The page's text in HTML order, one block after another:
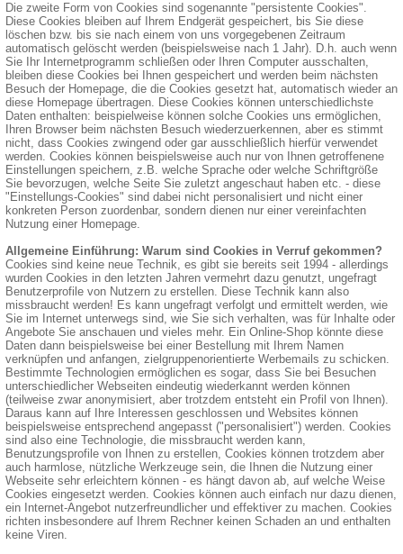
Die zweite Form von Cookies sind sogenannte "persistente Cookies".
Diese Cookies bleiben auf Ihrem Endgerät gespeichert, bis Sie diese
löschen bzw. bis sie nach einem von uns vorgegebenen Zeitraum
automatisch gelöscht werden (beispielsweise nach 1 Jahr). D.h. auch wenn
Sie Ihr Internetprogramm schließen oder Ihren Computer ausschalten,
bleiben diese Cookies bei Ihnen gespeichert und werden beim nächsten
Besuch der Homepage, die die Cookies gesetzt hat, automatisch wieder an
diese Homepage übertragen. Diese Cookies können unterschiedlichste
Daten enthalten: beispielweise können solche Cookies uns ermöglichen,
Ihren Browser beim nächsten Besuch wiederzuerkennen, aber es stimmt
nicht, dass Cookies zwingend oder gar ausschließlich hierfür verwendet
werden. Cookies können beispielsweise auch nur von Ihnen getroffenene
Einstellungen speichern, z.B. welche Sprache oder welche Schriftgröße
Sie bevorzugen, welche Seite Sie zuletzt angeschaut haben etc. - diese
"Einstellungs-Cookies" sind dabei nicht personalisiert und nicht einer
konkreten Person zuordenbar, sondern dienen nur einer vereinfachten
Nutzung einer Homepage.
Allgemeine Einführung: Warum sind Cookies in Verruf gekommen?
Cookies sind keine neue Technik, es gibt sie bereits seit 1994 - allerdings
wurden Cookies in den letzten Jahren vermehrt dazu genutzt, ungefragt
Benutzerprofile von Nutzern zu erstellen. Diese Technik kann also
missbraucht werden! Es kann ungefragt verfolgt und ermittelt werden, wie
Sie im Internet unterwegs sind, wie Sie sich verhalten, was für Inhalte oder
Angebote Sie anschauen und vieles mehr. Ein Online-Shop könnte diese
Daten dann beispielsweise bei einer Bestellung mit Ihrem Namen
verknüpfen und anfangen, zielgruppenorientierte Werbemails zu schicken.
Bestimmte Technologien ermöglichen es sogar, dass Sie bei Besuchen
unterschiedlicher Webseiten eindeutig wiederkannt werden können
(teilweise zwar anonymisiert, aber trotzdem entsteht ein Profil von Ihnen).
Daraus kann auf Ihre Interessen geschlossen und Websites können
beispielsweise entsprechend angepasst ("personalisiert") werden. Cookies
sind also eine Technologie, die missbraucht werden kann,
Benutzungsprofile von Ihnen zu erstellen, Cookies können trotzdem aber
auch harmlose, nützliche Werkzeuge sein, die Ihnen die Nutzung einer
Webseite sehr erleichtern können - es hängt davon ab, auf welche Weise
Cookies eingesetzt werden. Cookies können auch einfach nur dazu dienen,
ein Internet-Angebot nutzerfreundlicher und effektiver zu machen. Cookies
richten insbesondere auf Ihrem Rechner keinen Schaden an und enthalten
keine Viren.